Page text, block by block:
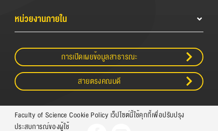
หน่วยงานภายใน
การเปิดเผยข้อมูลสาธารณะ
สายตรงคณบดี
Faculty of Science Cookie Policy เว็ปไซต์นี้ใช้คุกกี้เพื่อปรับปรุง
ประสบการณ์ของผู้ใช้